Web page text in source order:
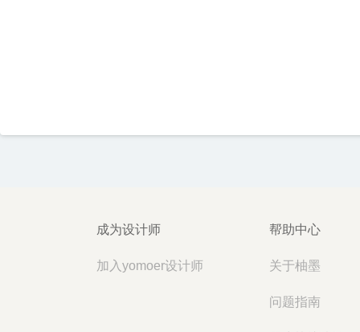
成为设计师
加入yomoer设计师
帮助中心
关于柚墨
问题指南